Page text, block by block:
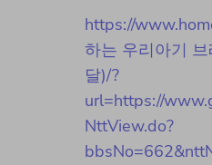
https://
하는 우리아기
달)/?
url=https://
NttView.do?